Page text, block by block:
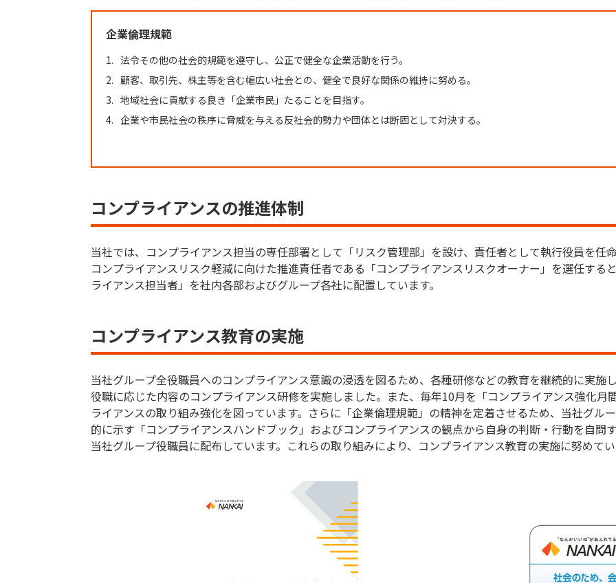
企業倫理規範
1. 法令その他の社会的規範を遵守し、公正で健全な企業活動を行う。
2. 顧客、取引先、株主等を含む幅広い社会との、健全で良好な関係の維持に努める。
3. 地域社会に貢献する良き「企業市民」たることを目指す。
4. 企業や市民社会の秩序に脅威を与える反社会的勢力や団体とは断固として対決する。
コンプライアンスの推進体制
当社では、コンプライアンス担当の専任部署として「リスク管理部」を設け、責任者として執行役員を任
コンプライアンスリスク軽減に向けた推進責任者である「コンプライアンスリスクオーナー」を選任する
ライアンス担当者」を社内各部およびグループ各社に配置しています。
コンプライアンス教育の実施
当社グループ全役職員へのコンプライアンス意識の浸透を図るため、各種研修などの教育を継続的に実施
役職に応じた内容のコンプライアンス研修を実施しました。また、毎年10月を「コンプライアンス強化月
ライアンスの取り組み強化を図っています。さらに「企業倫理規範」の精神を定着させるため、当社グル
的に示す「コンプライアンスハンドブック」およびコンプライアンスの観点から自身の判断・行動を自問
当社グループ役職員に配布しています。これらの取り組みにより、コンプライアンス教育の実施に努めて